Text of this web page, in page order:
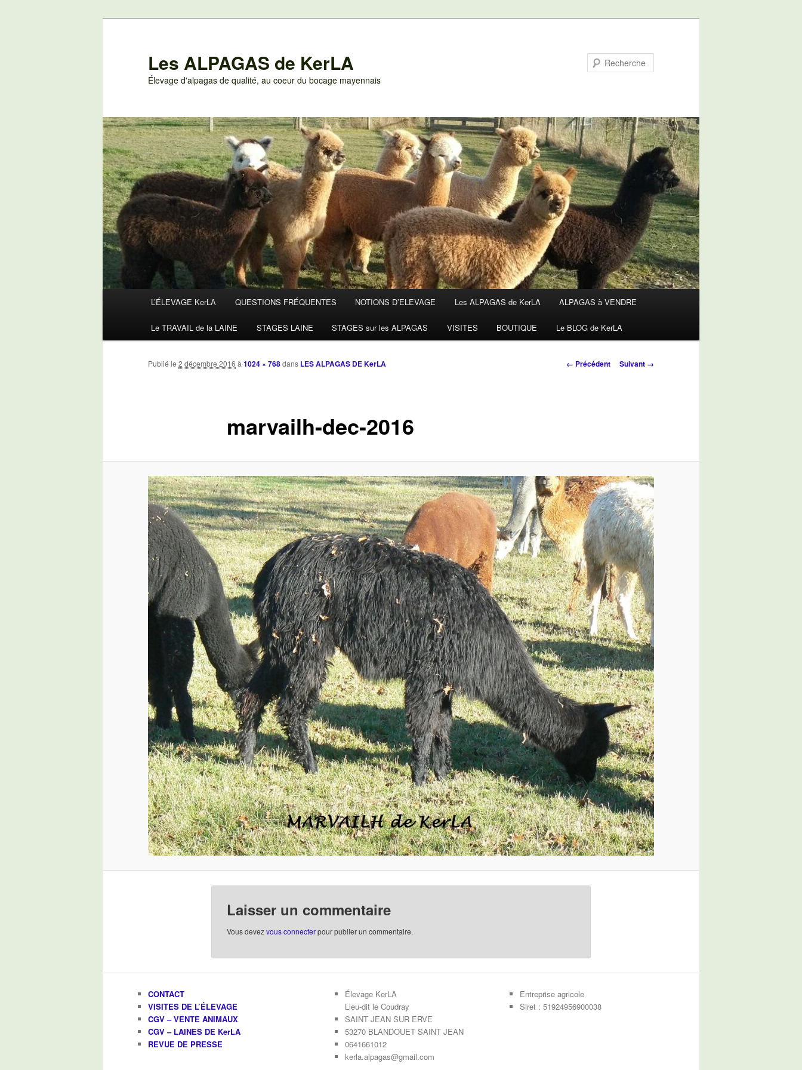
Les ALPAGAS de KerLA
Élevage d'alpagas de qualité, au coeur du bocage mayennais
L’ÉLEVAGE KerLA QUESTIONS FRÉQUENTES NOTIONS D’ELEVAGE Les ALPAGAS de KerLA ALPAGAS à VENDRE
Le TRAVAIL de la LAINE STAGES LAINE STAGES sur les ALPAGAS VISITES BOUTIQUE Le BLOG de KerLA
Navigation
← Précédent Suivant →
marvailh-dec-2016
Publié le 2 décembre 2016 à1024 × 768dans LES ALPAGAS DE KerLA
Laisser un commentaire
Vous devezvous connecterpour publier un commentaire.
CONTACT
VISITES DE L’ÉLEVAGE
CGV – VENTE ANIMAUX
CGV – LAINES DE KerLA
REVUE DE PRESSE
Élevage KerLA
Lieu-dit le Coudray
SAINT JEAN SUR ERVE
53270 BLANDOUET SAINT JEAN
0641661012
kerla.alpagas@gmail.com
Entreprise agricole
Siret : 51924956900038